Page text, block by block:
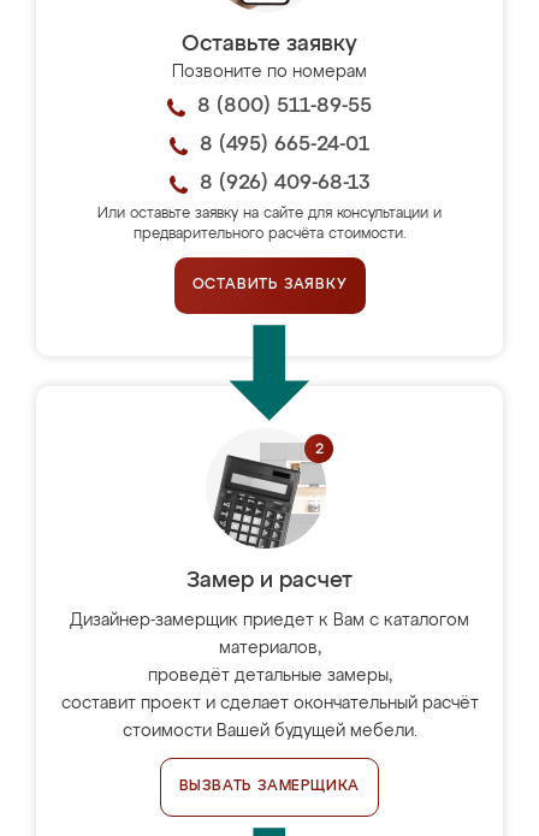
Оставьте заявку
Позвоните по номерам
8 (800) 511-89-55
8 (495) 665-24-01
8 (926) 409-68-13
Или оставьте заявку на сайте для консультации и
предварительного расчёта стоимости.
ОСТАВИТЬ ЗАЯВКУ
Замер и расчет
Дизайнер-замерщик приедет к Вам с каталогом
материалов,
проведёт детальные замеры,
составит проект и сделает окончательный расчёт
стоимости Вашей будущей мебели.
ВЫЗВАТЬ ЗАМЕРЩИКА